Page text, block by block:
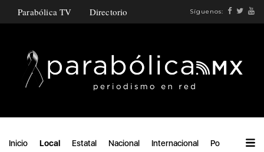
Parabólica TV Directorio Síguenos:
Inicio Local Estatal Nacional Internacional Política